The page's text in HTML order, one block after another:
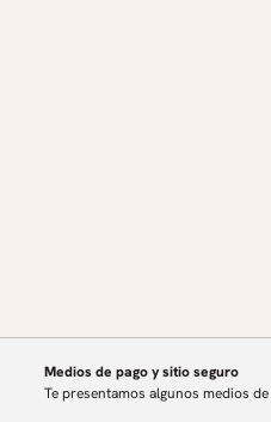
Medios de pago y sitio seguro
Te presentamos algunos medios